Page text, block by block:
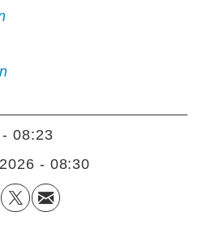
- 08:23
- 08:30